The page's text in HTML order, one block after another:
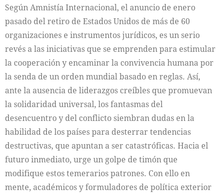
Según Amnistía Internacional, el anuncio de enero
pasado del retiro de Estados Unidos de más de 60
organizaciones e instrumentos jurídicos, es un serio
revés a las iniciativas que se emprenden para estimular
la cooperación y encaminar la convivencia humana por
la senda de un orden mundial basado en reglas. Así,
ante la ausencia de liderazgos creíbles que promuevan
la solidaridad universal, los fantasmas del
desencuentro y del conflicto siembran dudas en la
habilidad de los países para desterrar tendencias
destructivas, que apuntan a ser catastróficas. Hacia el
futuro inmediato, urge un golpe de timón que
modifique estos temerarios patrones. Con ello en
mente, académicos y formuladores de política exterior